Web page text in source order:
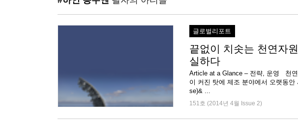
글로벌리포트
끝없이 치솟는 천연자
실하다
Article at a Glance – 전략, 운영 천
이 커진 탓에 제조 분야에서 오랫동안
se)& ...
151호 (2014년 4월 Issue 2)